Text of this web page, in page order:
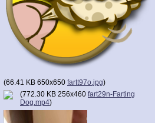
(66.41 KB 650x650 fartt97o.jpg)
(772.30 KB 256x460 fart29n-Farting
Dog.mp4)